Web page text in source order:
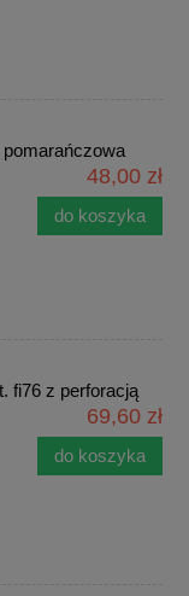
48,00 zł
do koszyka
fi76 z perforacją
69,60 zł
do koszyka